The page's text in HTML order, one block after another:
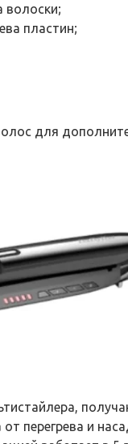
волоски;
пластин;
для
перегрева и